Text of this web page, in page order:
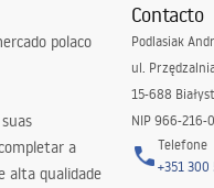
polaco
a
alta qualidade
Contacto
Podlasiak
ul.
15-688
NIP 966-216-
Telefone
+351 300